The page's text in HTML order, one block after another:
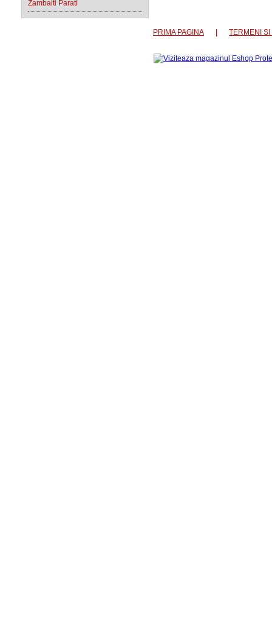
Zambaiti Parati
PRIMA PAGINA TERMENI SI